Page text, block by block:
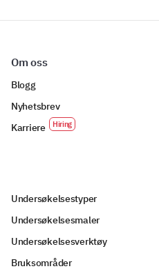
Om oss
Blogg
Nyhetsbrev
Karriere
Undersøkelsestyper
Undersøkelsesmaler
Undersøkelsesverktøy
Bruksområder